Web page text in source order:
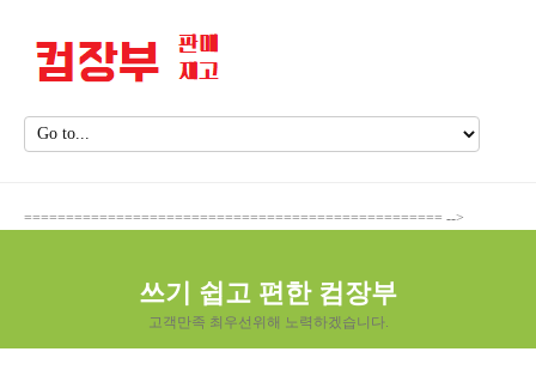
================================================== -->
쓰기 쉽고 편한 컴장부
고객만족 최우선위해 노력하겠습니다.